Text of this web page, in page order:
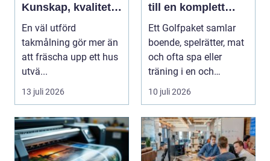
Kunskap, kvalitet
och långsiktigt
skydd vid
takmålning i
Göteborg
En väl utförd
takmålning gör mer än
att fräscha upp ett hus
utvä...
13 juli 2026
till en komplett
golfupplevelse
Ett Golfpaket samlar
boende, spelrätter, mat
och ofta spa eller
träning i en och
samma bokning. För ...
10 juli 2026